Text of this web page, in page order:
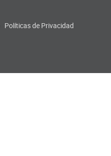
Políticas de Privacidad